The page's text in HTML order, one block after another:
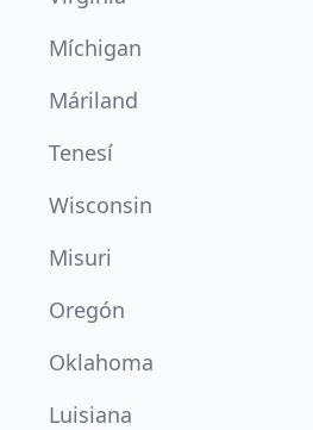
Míchigan
Máriland
Tenesí
Wisconsin
Misuri
Oregón
Oklahoma
Luisiana